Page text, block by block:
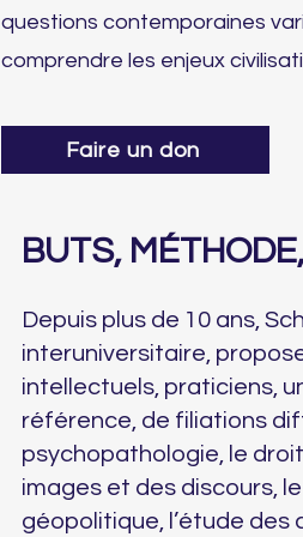
questions contemporaines
comprendre les enjeux
Faire un don
BUTS,
Depuis plus de 10 ans,
interuniversitaire,
intellectuels, praticiens,
référence, de filiations
psychopathologie, le
images et des discours,
géopolitique, l’étude